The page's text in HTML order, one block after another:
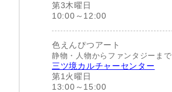
第3木曜日
10:00～12:00
色えんぴつアート
静物・人物からファンタジーまで
三ツ境カルチャーセンター
第1火曜日
13:00～15:00